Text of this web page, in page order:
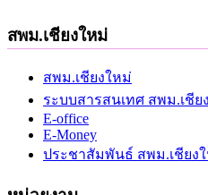
สพม.เชียงใหม่
สพม.เชียงใหม่
ระบบสารสนเทศ สพม.เชีย
E-office
E-Money
ประชาสัมพันธ์ สพม.เชียง